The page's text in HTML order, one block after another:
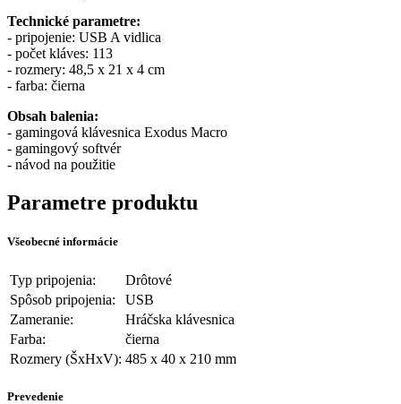
Technické parametre:
- pripojenie: USB A vidlica
- počet kláves: 113
- rozmery: 48,5 x 21 x 4 cm
- farba: čierna
Obsah balenia:
- gamingová klávesnica Exodus Macro
- gamingový softvér
- návod na použitie
Parametre produktu
Všeobecné informácie
Typ pripojenia:
Drôtové
Spôsob pripojenia:
USB
Zameranie:
Hráčska klávesnica
Farba:
čierna
Rozmery (ŠxHxV): 485 x 40 x 210 mm
Prevedenie